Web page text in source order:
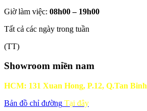
Giờ làm việc: 08h00 – 19h00
Tất cả các ngày trong tuần
(TT)
Showroom miền nam
HCM: 131 Xuan Hong, P.12, Q.Tan Binh
Bản đồ chỉ đường Tại đây